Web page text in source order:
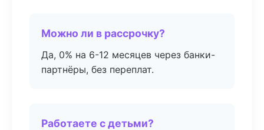
Можно ли в рассрочку?
Да, 0% на 6-12 месяцев через банки-
партнёры, без переплат.
Работаете с детьми?